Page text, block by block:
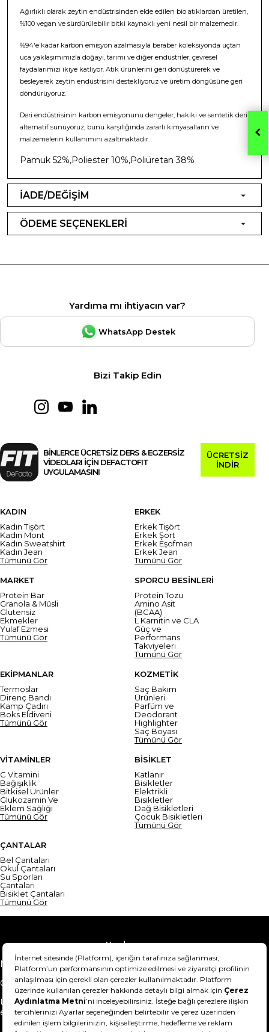
Ağırlıklı olarak zeytin endüstrisinden elde edilen bio atıklardan üretilen,
%100 vegan ve sürdürülebilir bitki kaynaklı yeni nesil bir malzemedir.
%94'e kadar karbon emisyon azalmasıyla beraber koleksiyonda uçtan
uca yaklaşımımızla doğayı, tarımı ve diğer endüstriler, çevresel
faydalarımızı ikiye katlıyor. Atık ürünlerini geri dönüştürerek ve
besleyerek zeytin endüstrisini destekliyoruz ve üretim döngüsüne geri
döndürüyoruz.
Deri endüstrisinin karbon emisyonunu dengeler, hakiki ve sentetik deri
alternatif sunuyoruz, bunu karşılığında zararlı kimyasalların ve
malzemelerin kullanımını azaltmaktadır.
Pamuk 52%,Poliester 10%,Poliüretan 38%
İADE/DEĞİŞİM
ÖDEME SEÇENEKLERİ
Yardıma mı ihtiyacın var?
WhatsApp Destek
Bizi Takip Edin
BİNLERCE ÜCRETSİZ DERS & EGZERSİZ
VİDEOLARI İÇİN DEFACTOFIT
UYGULAMASINI
ÜCRETSİZ
İNDİR
KADIN
Kadın Tişört
Kadın Mont
Kadın Sweatshirt
Kadın Jean
Tümünü Gör
ERKEK
Erkek Tişört
Erkek Şort
Erkek Eşofman
Erkek Jean
Tümünü Gör
MARKET
Protein Bar
Granola & Müsli
Glutensiz
Ekmekler
Yulaf Ezmesi
Tümünü Gör
SPORCU BESİNLERİ
Protein Tozu
Amino Asit
(BCAA)
L Karnitin ve CLA
Güç ve
Performans
Takviyeleri
Tümünü Gör
EKİPMANLAR
Termoslar
Direnç Bandı
Kamp Çadırı
Boks Eldiveni
Tümünü Gör
KOZMETİK
Saç Bakım
Ürünleri
Parfüm ve
Deodorant
Highlighter
Saç Boyası
Tümünü Gör
VİTAMİNLER
C Vitamini
Bağışıklık
Bitkisel Ürünler
Glukozamin Ve
Eklem Sağlığı
Tümünü Gör
BİSİKLET
Katlanır
Bisikletler
Elektrikli
Bisikletler
Dağ Bisikletleri
Çocuk Bisikletleri
Tümünü Gör
ÇANTALAR
Bel Çantaları
Okul Çantaları
Su Sporları
Çantaları
Bisiklet Çantaları
Tümünü Gör
Yardım
Mesafeli Satış Sözleşmesi
Teslimat Bilgisi
Gizlilik Sözleşmesi
Şartlar & Koşullar
Ürünümü nasıl iade
edebilirim?
Hakkımızda